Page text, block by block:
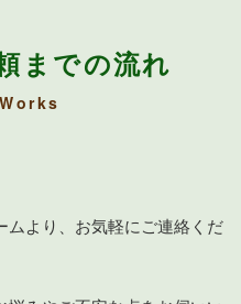
までの流れ
ムより、お気軽にご連絡くだ